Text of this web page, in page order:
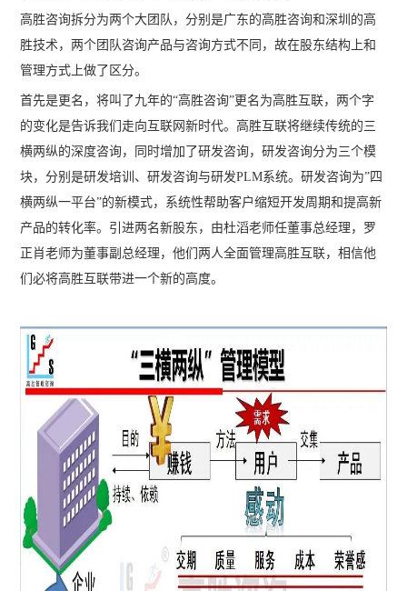
高胜咨询拆分为两个大团队，分别是广东的高胜咨询和深圳的高
胜技术，两个团队咨询产品与咨询方式不同，故在股东结构上和
管理方式上做了区分。
首先是更名，将叫了九年的“高胜咨询”更名为高胜互联，两个字
的变化是告诉我们走向互联网新时代。高胜互联将继续传统的三
横两纵的深度咨询，同时增加了研发咨询，研发咨询分为三个模
块，分别是研发培训、研发咨询与研发PLM系统。研发咨询为”四
横两纵一平台”的新模式，系统性帮助客户缩短开发周期和提高新
产品的转化率。引进两名新股东，由杜滔老师任董事总经理，罗
正肖老师为董事副总经理，他们两人全面管理高胜互联，相信他
们必将高胜互联带进一个新的高度。